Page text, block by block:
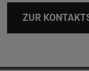
ZUR